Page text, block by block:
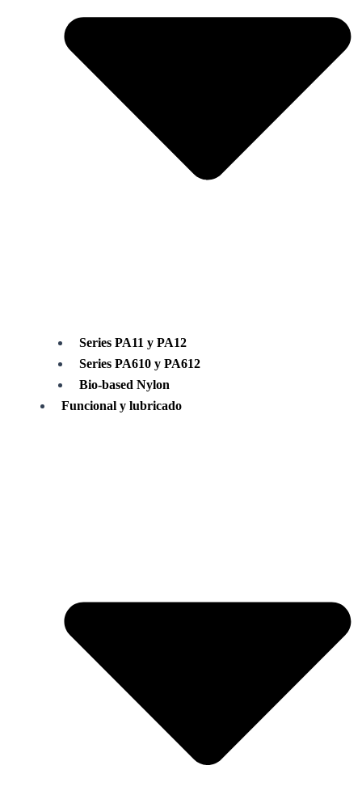
Series PA11 y PA12
Series PA610 y PA612
Bio-based Nylon
Funcional y lubricado